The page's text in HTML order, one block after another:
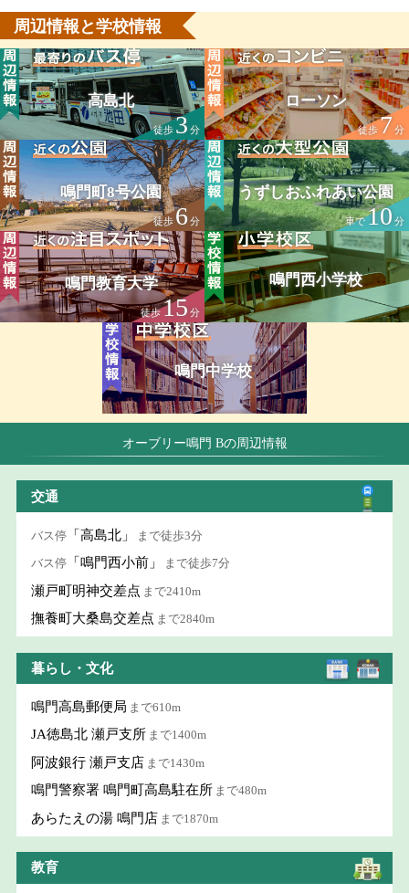
周辺情報と学校情報
高島北
徒歩3分
ローソン
徒歩7分
鳴門町8号公園
徒歩6分
うずしおふれあい公園
車で10分
鳴門教育大学
徒歩15分
鳴門西小学校
鳴門中学校
オーブリー鳴門 Bの周辺情報
交通
バス停 「高島北」 まで徒歩3分
バス停 「鳴門西小前」 まで徒歩7分
瀬戸町明神交差点 まで2410m
撫養町大桑島交差点 まで2840m
暮らし・文化
鳴門高島郵便局 まで610m
JA徳島北 瀬戸支所 まで1400m
阿波銀行 瀬戸支店 まで1430m
鳴門警察署 鳴門町高島駐在所 まで480m
あらたえの湯 鳴門店 まで1870m
教育